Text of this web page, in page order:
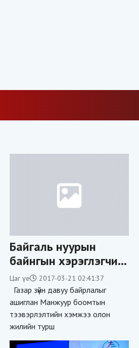
Байгаль нуурын
байнгын хэрэглэгчид
болохыг эрмэлзэгчид
хэн байв???
Цаг үе 2017-03-21 02:41:37
Газар зүйн давуу байрлалыг
ашиглан Манжуур боомтын
тээвэрлэлтийн хэмжээ олон
жилийн турш